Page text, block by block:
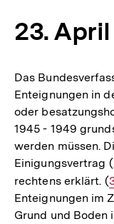
23. April
Das
Enteignungen in
oder
1945 - 1949
werden müssen.
Einigungsvertrag
rechtens erklärt. (
Enteignungen im
Grund und Boden